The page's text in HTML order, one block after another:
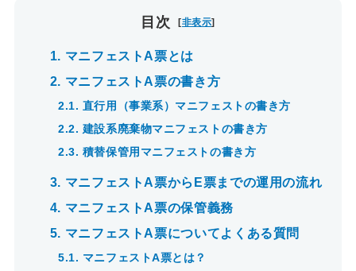
目次 [非表示]
1. マニフェストA票とは
2. マニフェストA票の書き方
2.1. 直行用（事業系）マニフェストの書き方
2.2. 建設系廃棄物マニフェストの書き方
2.3. 積替保管用マニフェストの書き方
3. マニフェストA票からE票までの運用の流れ
4. マニフェストA票の保管義務
5. マニフェストA票についてよくある質問
5.1. マニフェストA票とは？